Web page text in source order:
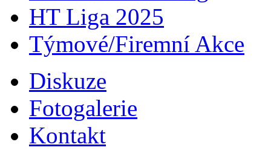
HT Liga 2025
Týmové/Firemní Akce
Diskuze
Fotogalerie
Kontakt